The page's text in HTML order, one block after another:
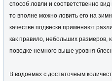
способ ловли и соответственно
то вполне можно ловить его на
качестве подвески применяют
как правило, небольших размеров,
поводке немного выше уровня
В водоемах с достаточным